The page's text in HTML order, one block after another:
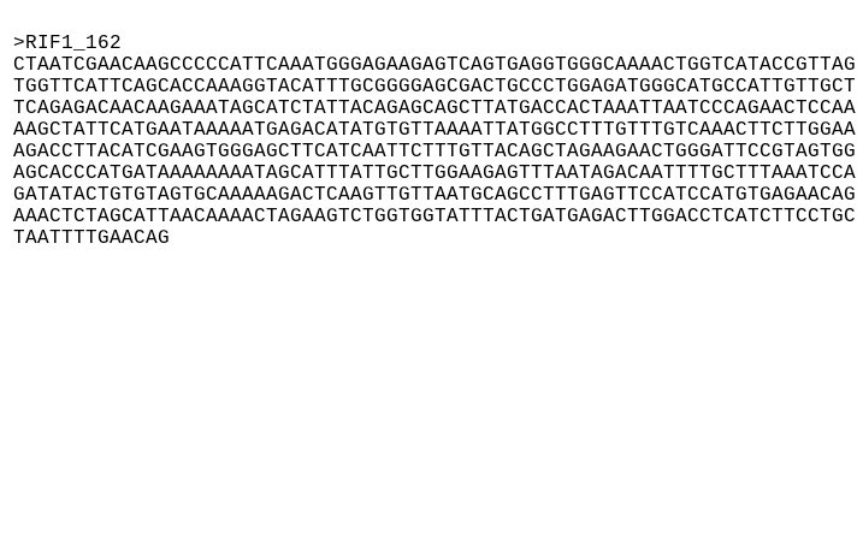
>RIF1_162
CTAATCGAACAAGCCCCCATTCAAATGGGAGAAGAGTCAGTGAGGTGGGCAAAACTGGTCATACCGTTAG
TGGTTCATTCAGCACCAAAGGTACATTTGCGGGGAGCGACTGCCCTGGAGATGGGCATGCCATTGTTGCT
TCAGAGACAACAAGAAATAGCATCTATTACAGAGCAGCTTATGACCACTAAATTAATCCCAGAACTCCAA
AAGCTATTCATGAATAAAAATGAGACATATGTGTTAAAATTATGGCCTTTGTTTGTCAAACTTCTTGGAA
AGACCTTACATCGAAGTGGGAGCTTCATCAATTCTTTGTTACAGCTAGAAGAACTGGGATTCCGTAGTGG
AGCACCCATGATAAAAAAAATAGCATTTATTGCTTGGAAGAGTTTAATAGACAATTTTGCTTTAAATCCA
GATATACTGTGTAGTGCAAAAAGACTCAAGTTGTTAATGCAGCCTTTGAGTTCCATCCATGTGAGAACAG
AAACTCTAGCATTAACAAAACTAGAAGTCTGGTGGTATTTACTGATGAGACTTGGACCTCATCTTCCTGC
TAATTTTGAACAG